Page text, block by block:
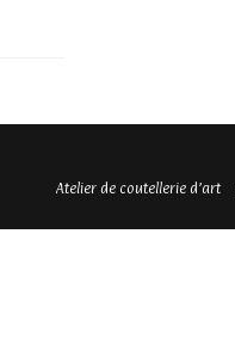
Atelier de coutellerie d’art